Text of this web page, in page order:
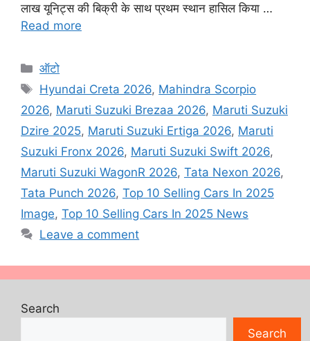
लाख यूनिट्स की बिक्री के साथ प्रथम स्थान हासिल किया …
Read more
Categories
ऑटो
Tags
Hyundai Creta 2026, Mahindra Scorpio
2026, Maruti Suzuki Brezaa 2026, Maruti Suzuki
Dzire 2025, Maruti Suzuki Ertiga 2026, Maruti
Suzuki Fronx 2026, Maruti Suzuki Swift 2026,
Maruti Suzuki WagonR 2026, Tata Nexon 2026,
Tata Punch 2026, Top 10 Selling Cars In 2025
Image, Top 10 Selling Cars In 2025 News
Leave a comment
Search
Search